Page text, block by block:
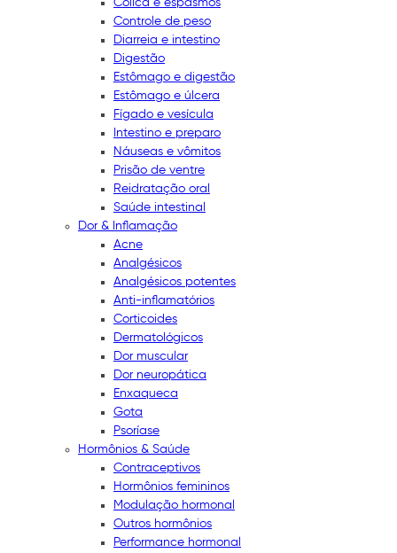
Cólica e espasmos
Controle de peso
Diarreia e intestino
Digestão
Estômago e digestão
Estômago e úlcera
Fígado e vesícula
Intestino e preparo
Náuseas e vômitos
Prisão de ventre
Reidratação oral
Saúde intestinal
Dor & Inflamação
Acne
Analgésicos
Analgésicos potentes
Anti-inflamatórios
Corticoides
Dermatológicos
Dor muscular
Dor neuropática
Enxaqueca
Gota
Psoríase
Hormônios & Saúde
Contraceptivos
Hormônios femininos
Modulação hormonal
Outros hormônios
Performance hormonal